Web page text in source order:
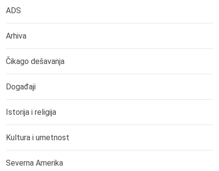
ADS
Arhiva
Čikago dešavanja
Događaji
Istorija i religija
Kultura i umetnost
Severna Amerika